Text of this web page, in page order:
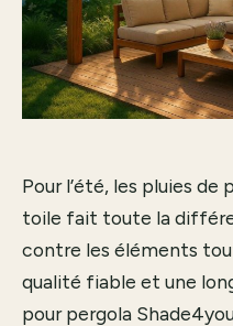
Pour l’été, les pluies
toile fait toute la
contre les éléments
qualité fiable et une
pour pergola